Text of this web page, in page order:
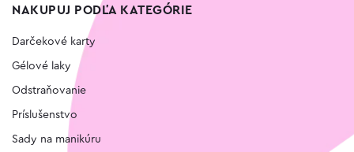
NAKUPUJ PODĽA KATEGÓRIE
Darčekové karty
Gélové laky
Odstraňovanie
Príslušenstvo
Sady na manikúru